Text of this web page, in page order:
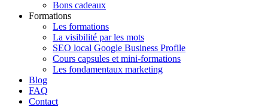
Bons cadeaux
Formations
Les formations
La visibilité par les mots
SEO local Google Business Profile
Cours capsules et mini-formations
Les fondamentaux marketing
Blog
FAQ
Contact